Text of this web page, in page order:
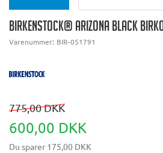
BIRKENSTOCK® ARIZONA BLACK
Varenummer: BIR-051791
775,00 DKK
600,00 DKK
Du sparer 175,00 DKK